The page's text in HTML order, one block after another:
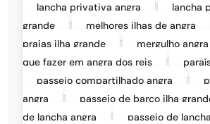
lancha privativa angra
lancha
grande
melhores ilhas de angra
praias ilha grande
mergulho
que fazer em angra dos reis
passeio compartilhado angra
angra
passeio de barco ilha
de lancha angra
passeio de